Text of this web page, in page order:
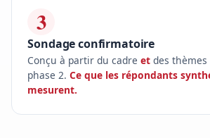
3
Sondage confirmatoire
Conçu à partir du cadreet des
phase 2.Ce que les répondants
mesurent.